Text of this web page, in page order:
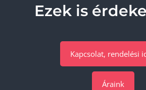
Ezek is
Kapcsolat, rendelési
Áraink